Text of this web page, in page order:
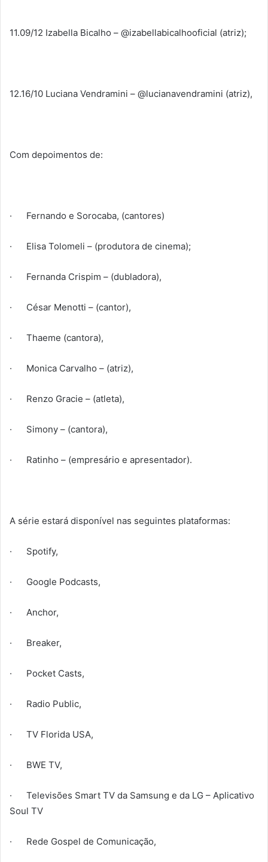
11.09/12 Izabella Bicalho – @izabellabicalhooficial (atriz);
12.16/10 Luciana Vendramini – @lucianavendramini (atriz),
Com depoimentos de:
· Fernando e Sorocaba, (cantores)
· Elisa Tolomeli – (produtora de cinema);
· Fernanda Crispim – (dubladora),
· César Menotti – (cantor),
· Thaeme (cantora),
· Monica Carvalho – (atriz),
· Renzo Gracie – (atleta),
· Simony – (cantora),
· Ratinho – (empresário e apresentador).
A série estará disponível nas seguintes plataformas:
· Spotify,
· Google Podcasts,
· Anchor,
· Breaker,
· Pocket Casts,
· Radio Public,
· TV Florida USA,
· BWE TV,
· Televisões Smart TV da Samsung e da LG – Aplicativo
Soul TV
· Rede Gospel de Comunicação,